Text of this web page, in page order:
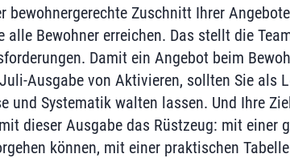
bewohnergerechte Zuschnitt Ihrer
alle Bewohner erreichen. Das stellt die
Damit ein Angebot beim
Ausgabe von Aktivieren, sollten Sie als
und Systematik walten lassen. Und Ihre
dieser Ausgabe das Rüstzeug: mit einer
können, mit einer praktischen